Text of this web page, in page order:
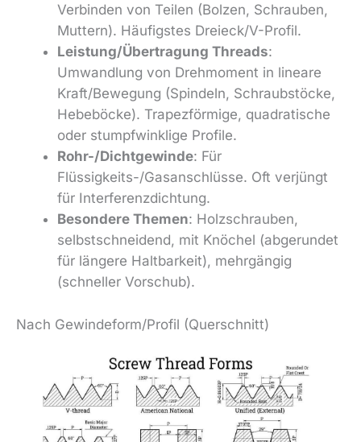
Verbinden von Teilen (Bolzen, Schrauben,
Muttern). Häufigstes Dreieck/V-Profil.
Leistung/Übertragung Threads:
Umwandlung von Drehmoment in lineare
Kraft/Bewegung (Spindeln, Schraubstöcke,
Hebeböcke). Trapezförmige, quadratische
oder stumpfwinklige Profile.
Rohr-/Dichtgewinde: Für
Flüssigkeits-/Gasanschlüsse. Oft verjüngt
für Interferenzdichtung.
Besondere Themen: Holzschrauben,
selbstschneidend, mit Knöchel (abgerundet
für längere Haltbarkeit), mehrgängig
(schneller Vorschub).
Nach Gewindeform/Profil (Querschnitt)